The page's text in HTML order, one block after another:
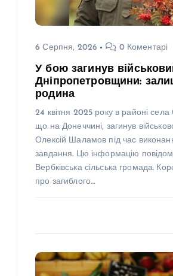
6 Серпня, 2026 0 Коментарі
У бою загинув
Дніпропетровщини:
родина
24 квітня 2025 року в районі села
що на Донеччині, загинув
Олексій Шаламов під час
завдання. Цю інформацію
Вербківська сільська громада.
про загиблого…